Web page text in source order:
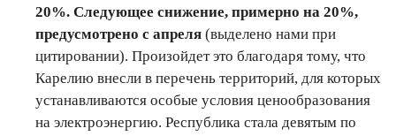
20%. Следующее снижение, примерно на 20%,
предусмотрено с апреля (выделено нами при
цитировании). Произойдет это благодаря тому, что
Карелию внесли в перечень территорий, для которых
устанавливаются особые условия ценообразования
на электроэнергию. Республика стала девятым по